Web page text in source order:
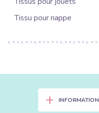
Tissu pour nappe
+ INFORMATION